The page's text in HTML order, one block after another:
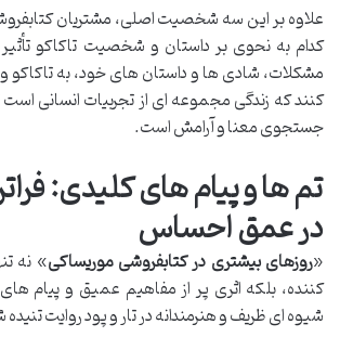
علاوه بر این سه شخصیت اصلی، مشتریان
کدام به نحوی بر داستان و شخصیت تاکاکو تأثیر
مشکلات، شادی ها و داستان های خود، به تاکاکو
کنند که زندگی مجموعه ای از تجربیات انسانی
جستجوی معنا و آرامش است.
تم ها و پیام های کلیدی:
در عمق احساس
«روزهای بیشتری در کتابفروشی موریساکی» نه
کننده، بلکه اثری پر از مفاهیم عمیق و پیام
شیوه ای ظریف و هنرمندانه در تار و پود روایت تنیده